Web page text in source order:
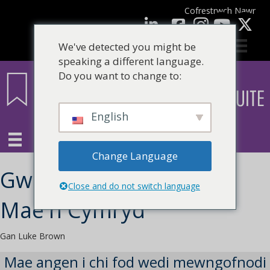
Cofrestrwch Nawr
LinkedInfacebook YouTube
Gwneud Beth Erioed
Mae'n Cymryd
Gan Luke Brown
Mae angen i chi fod wedi mewngofnodi
We've detected you might be
speaking a different language.
Do you want to change to:
English
Change Language
Close and do not switch language